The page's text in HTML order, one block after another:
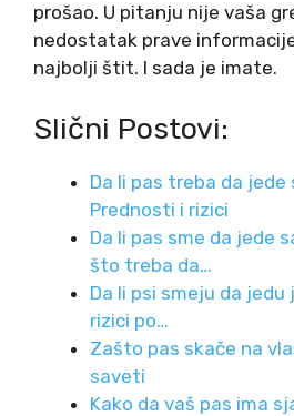
prošao. U pitanju nije vaša
nedostatak prave
najbolji štit. I sada je imate.
Slični Postovi:
Da li pas treba da jede
Prednosti i rizici
Da li pas sme da jede
što treba da…
Da li psi smeju da
rizici po…
Zašto pas skače na
saveti
Kako da vaš pas ima